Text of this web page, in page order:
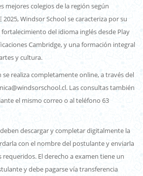
mejores colegios de la región según
2025, Windsor School se caracteriza por su
fortalecimiento del idioma inglés desde Play
Cambridge, y una formación integral
y cultura.
se realiza completamente online, a través del
Las consultas también
el mismo correo o al teléfono 63
descargar y completar digitalmente la
con el nombre del postulante y enviarla
El derecho a examen tiene un
y debe pagarse vía transferencia